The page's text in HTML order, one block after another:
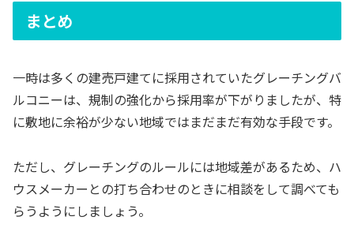
まとめ
一時は多くの建売戸建てに採用されていたグレーチングバ
ルコニーは、規制の強化から採用率が下がりましたが、特
に敷地に余裕が少ない地域ではまだまだ有効な手段です。
ただし、グレーチングのルールには地域差があるため、ハ
ウスメーカーとの打ち合わせのときに相談をして調べても
らうようにしましょう。